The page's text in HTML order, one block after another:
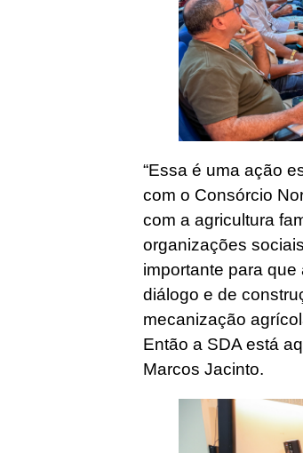
“Essa é uma ação
com o Consórcio
com a agricultura
organizações
importante para
diálogo e de
mecanização
Então a SDA está
Marcos Jacinto.